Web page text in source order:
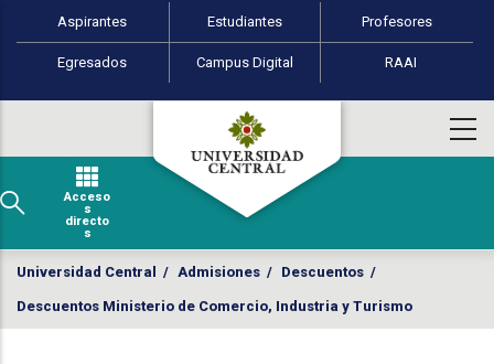
Pasar al contenido principal
Perfiles de usuario
Aspirantes Estudiantes Profesores
Egresados Campus Digital RAAI
Acceso
s
directo
s
Universidad Central / Admisiones / Descuentos /
Descuentos Ministerio de Comercio, Industria y Turismo